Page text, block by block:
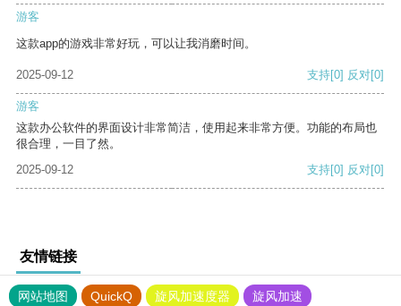
游客
这款app的游戏非常好玩，可以让我消磨时间。
2025-09-12 支持[0] 反对[0]
游客
这款办公软件的界面设计非常简洁，使用起来非常方便。功能的布局也
很合理，一目了然。
2025-09-12
支持[0] 反对[0]
友情链接
网站地图 QuickQ 旋风加速度器
旋风加速